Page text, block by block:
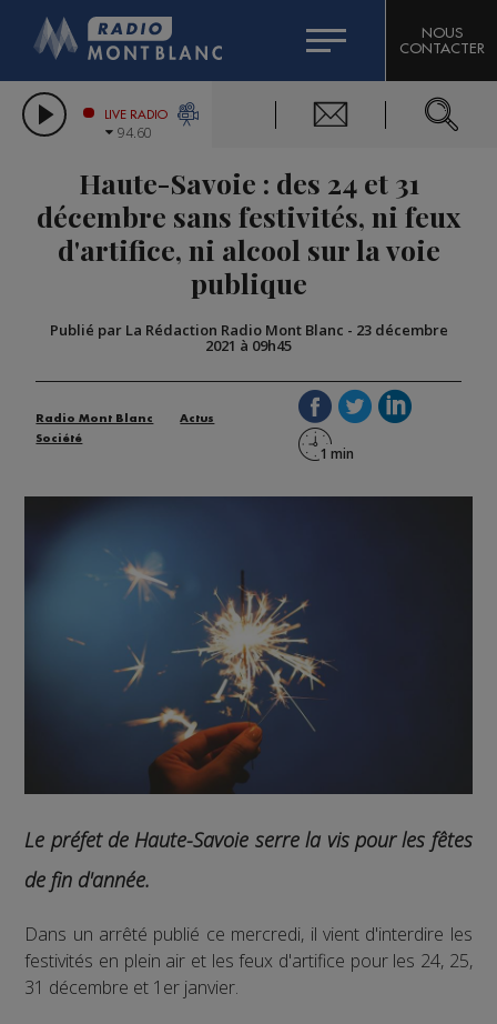
LES CHRONIQUES DE L'EXPERT
CITIZEN MACHINERY
GRAND MASSIF DOMAINES SKIABLES
BIGARD
COMPAGNIE DU MONT-BLANC
NOUS
CONTACTER
LIVE RADIO
94.60
Haute-Savoie : des 24 et 31
décembre sans festivités, ni feux
d'artifice, ni alcool sur la voie
publique
Publié par La Rédaction Radio Mont Blanc - 23 décembre
2021 à 09h45
Radio Mont Blanc
Actus
Société
Le préfet de Haute-Savoie serre la vis pour les fêtes
de fin d'année.
Dans un arrêté publié ce mercredi, il vient d'interdire les
festivités en plein air et les feux d'artifice pour les 24, 25,
31 décembre et 1er janvier.